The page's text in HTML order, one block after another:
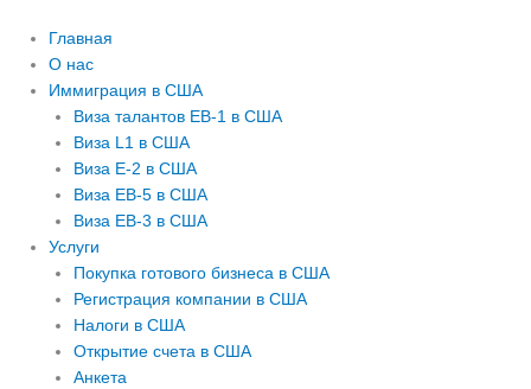
Главная
О нас
Иммиграция в США
Виза талантов EB-1 в США
Виза L1 в США
Виза E-2 в США
Виза EB-5 в США
Виза EB-3 в США
Услуги
Покупка готового бизнеса в США
Регистрация компании в США
Налоги в США
Открытие счета в США
Анкета